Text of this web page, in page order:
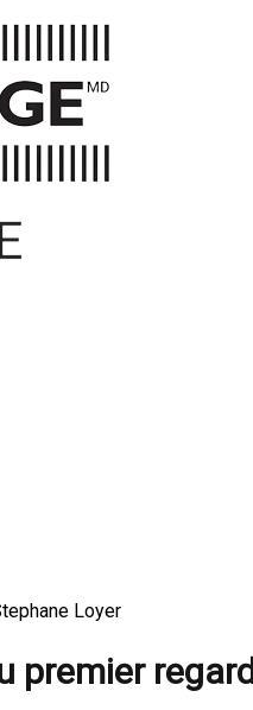
Loyer
premier regard